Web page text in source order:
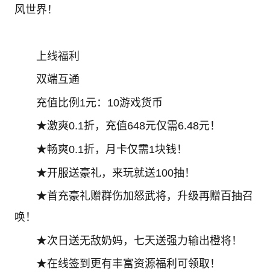
风世界！
上线福利
双端互通
充值比例1元：10游戏货币
★激爽0.1折，充值648元仅需6.48元！
★畅爽0.1折，月卡仅需1块钱！
★开服送豪礼，来玩就送100抽！
★首充豪礼赠群伤加怒武将，升级再赠百抽召
唤！
★次日送无敌奶妈，七天送强力输出橙将！
★在线签到更有丰富资源福利可领取！